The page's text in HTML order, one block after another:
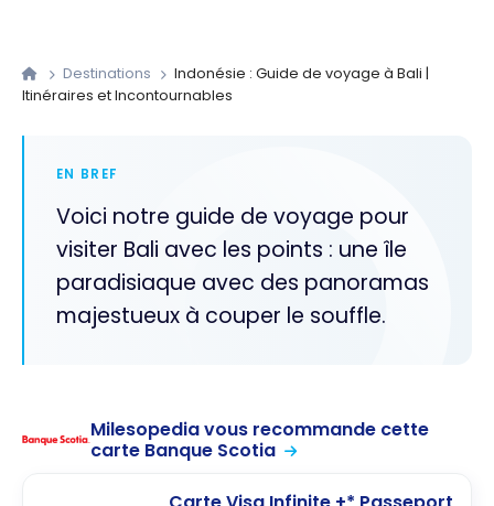
Destinations
Indonésie : Guide de voyage à Bali |
Itinéraires et Incontournables
EN BREF
Voici notre guide de voyage pour
visiter Bali avec les points : une île
paradisiaque avec des panoramas
majestueux à couper le souffle.
Milesopedia vous recommande cette
carte Banque Scotia